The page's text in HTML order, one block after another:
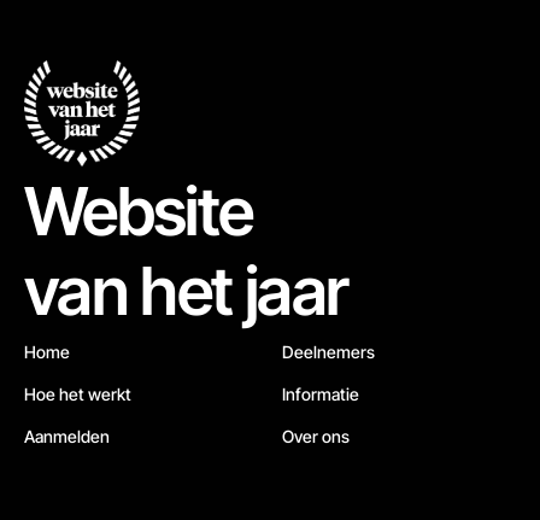
Website
van het jaar
Home
Hoe het werkt
Aanmelden
Deelnemers
Informatie
Over ons